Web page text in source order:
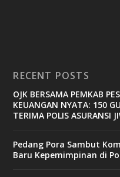
RECENT POSTS
OJK BERSAMA PEMKAB
KEUANGAN NYATA: 150
TERIMA POLIS ASURANSI
Pedang Pora Sambut
Baru Kepemimpinan di